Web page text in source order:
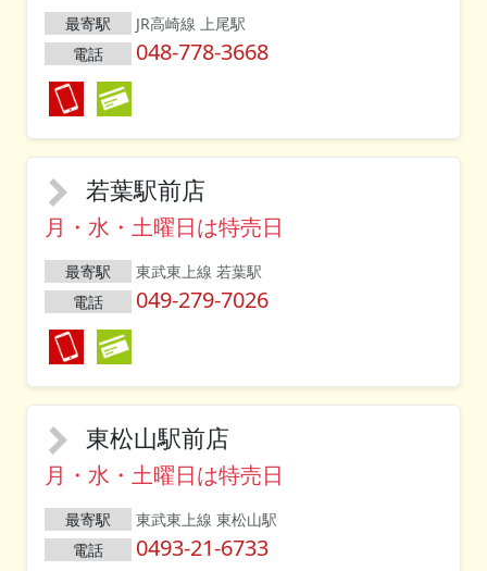
最寄駅
JR高崎線 上尾駅
電話
048-778-3668
若葉駅前店
月・水・土曜日は特売日
最寄駅
東武東上線 若葉駅
電話
049-279-7026
東松山駅前店
月・水・土曜日は特売日
最寄駅
東武東上線 東松山駅
電話
0493-21-6733